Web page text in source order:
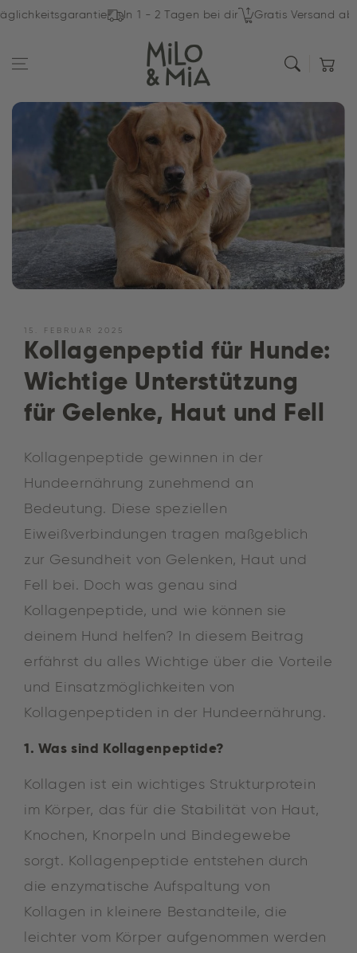
In 1 - 2 Tagen bei dir Gratis Versand ab 69
15. FEBRUAR 2025
Kollagenpeptid für Hunde:
Wichtige Unterstützung
für Gelenke, Haut und Fell
Kollagenpeptide gewinnen in der
Hundeernährung zunehmend an
Bedeutung. Diese speziellen
Eiweißverbindungen tragen maßgeblich
zur Gesundheit von Gelenken, Haut und
Fell bei. Doch was genau sind
Kollagenpeptide, und wie können sie
deinem Hund helfen? In diesem Beitrag
erfährst du alles Wichtige über die Vorteile
und Einsatzmöglichkeiten von
Kollagenpeptiden in der Hundeernährung.
1. Was sind Kollagenpeptide?
Kollagen ist ein wichtiges Strukturprotein
im Körper, das für die Stabilität von Haut,
Knochen, Knorpeln und Bindegewebe
sorgt. Kollagenpeptide entstehen durch
die enzymatische Aufspaltung von
Kollagen in kleinere Bestandteile, die
leichter vom Körper aufgenommen werden